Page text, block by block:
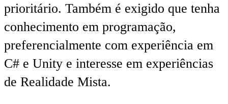
prioritário. Também é exigido que tenha
conhecimento em programação,
preferencialmente com experiência em
C# e Unity e interesse em experiências
de Realidade Mista.